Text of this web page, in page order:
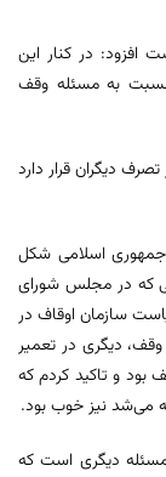
افزود: در کنار این
به مسئله وقف
دیگران قرار دارد
جمهوری اسلامی شکل
که در مجلس شورای
سازمان اوقاف در
دیگری در تعمیر
و تاکید کردم که
می‌شد نیز خوب بود.
دیگری است که